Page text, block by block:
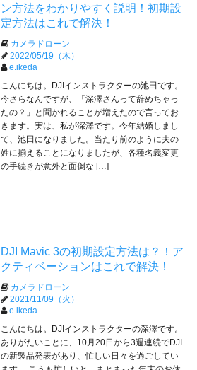
ン方法をわかりやすく説明！初期設
定方法はこれで解決！
カメラドローン
2022/05/19（木）
e.ikeda
こんにちは。DJIインストラクターの池田です。
今さらなんですが、「深澤さんって辞めちゃっ
たの？」と聞かれることが増えたので言ってお
きます。実は、私が深澤です。今年結婚しまし
て、池田になりました。当たり前のように夫の
姓に揃えることになりましたが、各種名義変更
の手続きが意外と面倒な […]
DJI Mavic 3の初期設定方法は？！ア
クティベーションはこれで解決！
カメラドローン
2021/11/09（火）
e.ikeda
こんにちは。DJIインストラクターの深澤です。
ありがたいことに、10月20日から3週連続でDJI
の新製品発表があり、忙しい日々を過ごしてい